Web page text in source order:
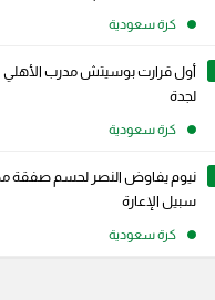
كرة سعودية
أول قرارت بوسيتش مدرب الأهلي
لجدة
كرة سعودية
نيوم يفاوض النصر لحسم صفقة
سبيل الإعارة
كرة سعودية